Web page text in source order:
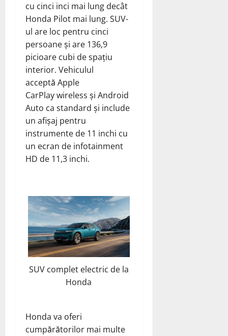
cu cinci inci mai lung decât
Honda Pilot mai lung. SUV-
ul are loc pentru cinci
persoane și are 136,9
picioare cubi de spațiu
interior. Vehiculul
acceptă Apple
CarPlay wireless și Android
Auto ca standard și include
un afișaj pentru
instrumente de 11 inchi cu
un ecran de infotainment
HD de 11,3 inchi.
SUV complet electric de la
Honda
Honda va oferi
cumpărătorilor mai multe